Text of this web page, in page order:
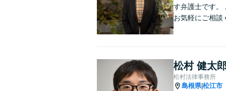
す弁護士です。
お気軽にご相談
松村 健太
松村法律事務所
島根県|松江市